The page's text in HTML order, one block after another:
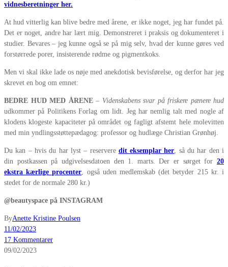
vidnesberetninger her.
At hud vitterlig kan blive bedre med årene, er ikke noget, jeg har fundet på.
Det er noget, andre har lært mig. Demonstreret i praksis og dokumenteret i
studier. Bevares – jeg kunne også se på mig selv, hvad der kunne gøres ved
forstørrede porer, insisterende rødme og pigmentkoks.
Men vi skal ikke lade os nøje med anekdotisk bevisførelse, og derfor har jeg
skrevet en bog om emnet:
BEDRE HUD MED ÅRENE– Videnskabens svar på friskere pænere hud
udkommer på Politikens Forlag om lidt. Jeg har nemlig talt med nogle af
klodens klogeste kapaciteter på området og fagligt afstemt hele molevitten
med min yndlingsstøttepædagog: professor og hudlæge Christian Grønhøj.
Du kan – hvis du har lyst – reservere dit eksemplar her, så du har den i
din postkassen på udgivelsesdatoen den 1. marts. Der er sørget for 20
ekstra kærlige procenter, også uden medlemskab (det betyder 215 kr. i
stedet for de normale 280 kr.)
@beautyspace på INSTAGRAM
ByAnette Kristine Poulsen
11/02/2023
17 Kommentarer
09/02/2023